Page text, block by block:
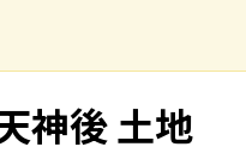
神後 土地